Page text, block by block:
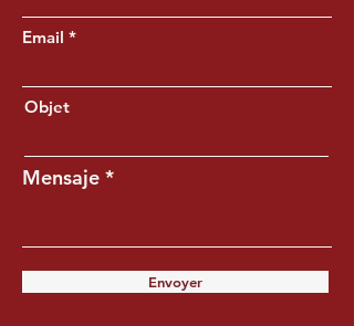
Email
Objet
Mensaje
Envoyer